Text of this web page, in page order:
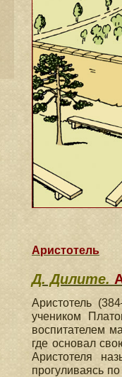
Аристотель
Д. Дилите.
Аристотель
учеником
воспитателем
где основал
Аристотеля
прогуливаясь